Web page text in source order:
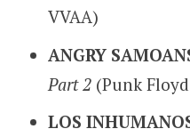
VVAA)
ANGRY
Part 2(Punk Floyd
LOS